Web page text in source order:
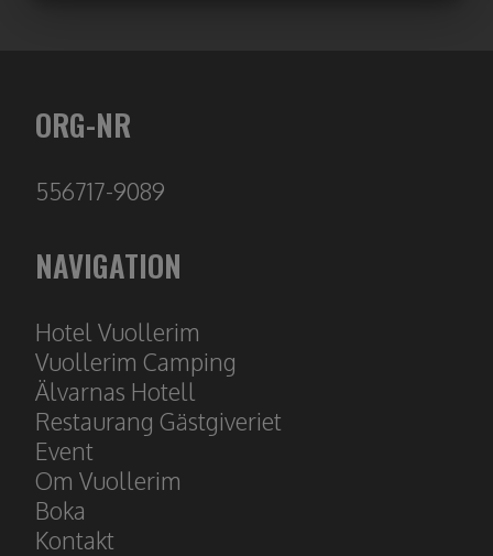
ORG-NR
556717-9089
NAVIGATION
Hotel Vuollerim
​​​​​​​Vuollerim Camping
Älvarnas Hotell
Restaurang Gästgiveriet
Event
Om Vuollerim
Boka
Kontakt